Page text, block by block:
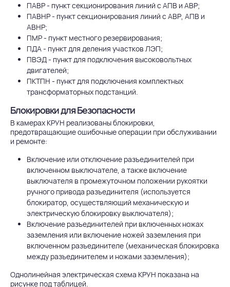
ПАВР - пункт секционирования линий с АПВ и АВР;
ПАВНР - пункт секционирования линий с АВР, АПВ и
АВНР;
ПМР - пункт местного резервирования;
ПДА - пункт для деления участков ЛЭП;
ПВЭД - пункт для подключения высоковольтных
двигателей;
ПКТПН - пункт для подключения комплектных
трансформаторных подстанций.
Блокировки для Безопасности
В камерах КРУН реализованы блокировки,
предотвращающие ошибочные операции при обслуживании
и ремонте:
Включение или отключение разъединителей при
включенном выключателе, а также включение
выключателя в промежуточном положении рукоятки
ручного привода разъединителя (используется
блокиратор, осуществляющий механическую и
электрическую блокировку выключателя);
Включение разъединителей при включенных ножах
заземления или включение ножей заземления при
включенном разъединителе (механическая блокировка
между разъединителем и ножами заземления);
Однолинейная электрическая схема КРУН показана на
рисунке под таблицей.